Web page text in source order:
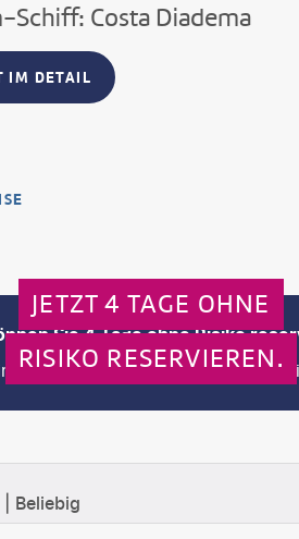
Schiff: Costa Diadema
IM DETAIL
JETZT 4 TAGE OHNE
RISIKO RESERVIEREN.
Sie 4 Tage ohne Risiko
Sie im nächsten
Beliebig